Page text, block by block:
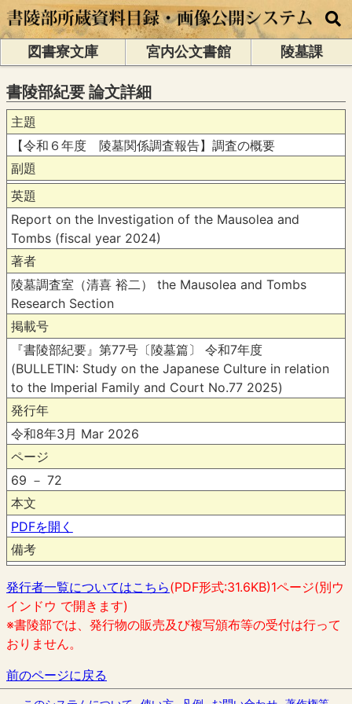
図書寮文庫 宮内公文書館 陵墓課
書陵部紀要 論文詳細
主題
【令和６年度 陵墓関係調査報告】調査の概要
副題
英題
Report on the Investigation of the Mausolea and
Tombs (fiscal year 2024)
著者
陵墓調査室（清喜 裕二） the Mausolea and Tombs
Research Section
掲載号
『書陵部紀要』第77号〔陵墓篇〕 令和7年度
(BULLETIN: Study on the Japanese Culture in relation
to the Imperial Family and Court No.77 2025)
発行年
令和8年3月 Mar 2026
ページ
69 － 72
本文
PDFを開く
備考
発行者一覧についてはこちら(PDF形式:31.6KB)1ページ(別ウ
インドウ で開きます)
※書陵部では、発行物の販売及び複写頒布等の受付は行って
おりません。
前のページに戻る